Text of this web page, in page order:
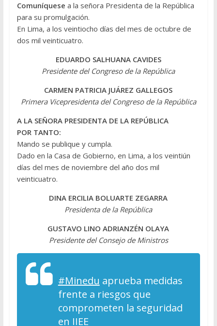
Comuníquese a la señora Presidenta de la República
para su promulgación.
En Lima, a los veintiocho días del mes de octubre de
dos mil veinticuatro.
EDUARDO SALHUANA CAVIDES
Presidente del Congreso de la República
CARMEN PATRICIA JUÁREZ GALLEGOS
Primera Vicepresidenta del Congreso de la República
A LA SEÑORA PRESIDENTA DE LA REPÚBLICA
POR TANTO:
Mando se publique y cumpla.
Dado en la Casa de Gobierno, en Lima, a los veintiún
días del mes de noviembre del año dos mil
veinticuatro.
DINA ERCILIA BOLUARTE ZEGARRA
Presidenta de la República
GUSTAVO LINO ADRIANZÉN OLAYA
Presidente del Consejo de Ministros
#Minedu aprueba medidas
frente a riesgos que
comprometen la seguridad
en IIEE